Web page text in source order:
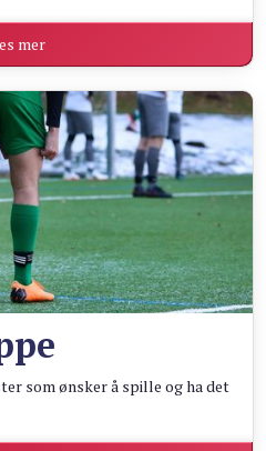
mer
som ønsker å spille og ha det